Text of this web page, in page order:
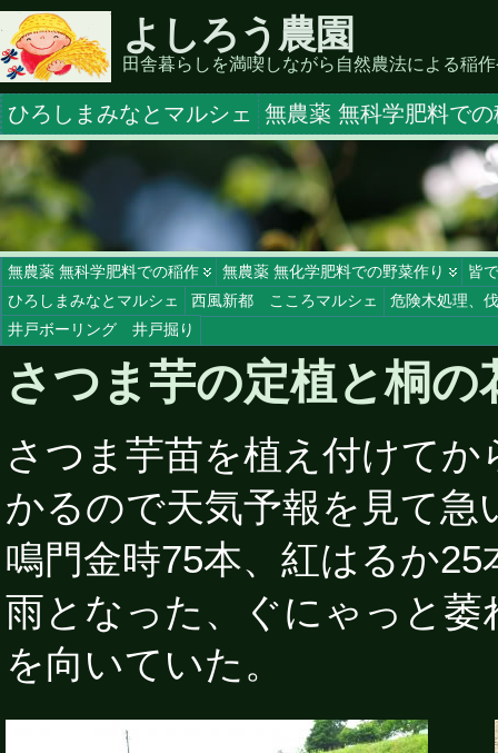
よしろう農園
田舎暮らしを満喫しながら自然農法による稲
ひろしまみなとマルシェ 無農薬 無科学肥料で
無農薬 無科学肥料での稲作 無農薬 無化学肥料での野菜作り
皆
ひろしまみなとマルシェ
西風新都 こころマルシェ
危険木処理、
井戸ボーリング 井戸掘り
さつま芋の定植と桐の
さつま芋苗を植え付けて
かるので天気予報を見て
鳴門金時75本、紅はるか
雨となった、ぐにゃっと
を向いていた。